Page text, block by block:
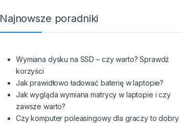
Najnowsze poradniki
Wymiana dysku na SSD – czy warto? Sprawdź
korzyści
Jak prawidłowo ładować baterię w laptopie?
Jak wygląda wymiana matrycy w laptopie i czy
zawsze warto?
Czy komputer poleasingowy dla graczy to dobry